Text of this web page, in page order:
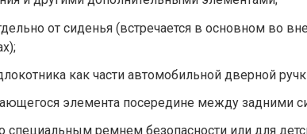
от сиденья (встречается в основном во
как части автомобильной дверной
элемента посередине между задними
специальным ремнем безопасности или для